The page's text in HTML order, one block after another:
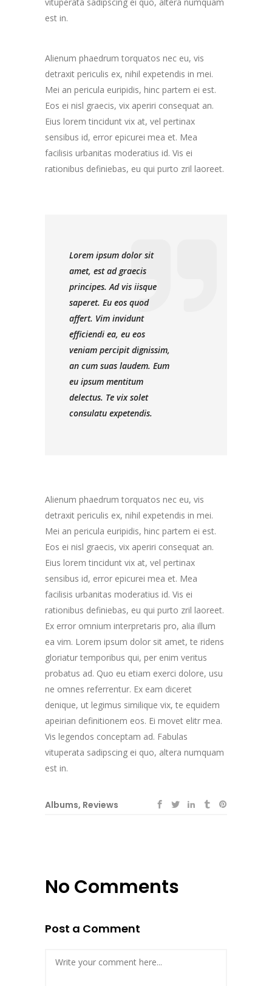
vituperata sadipscing ei quo, altera numquam
est in.
Alienum phaedrum torquatos nec eu, vis
detraxit periculis ex, nihil expetendis in mei.
Mei an pericula euripidis, hinc partem ei est.
Eos ei nisl graecis, vix aperiri consequat an.
Eius lorem tincidunt vix at, vel pertinax
sensibus id, error epicurei mea et. Mea
facilisis urbanitas moderatius id. Vis ei
rationibus definiebas, eu qui purto zril laoreet.
Lorem ipsum dolor sit
amet, est ad graecis
principes. Ad vis iisque
saperet. Eu eos quod
affert. Vim invidunt
efficiendi ea, eu eos
veniam percipit dignissim,
an cum suas laudem. Eum
eu ipsum mentitum
delectus. Te vix solet
consulatu expetendis.
Alienum phaedrum torquatos nec eu, vis
detraxit periculis ex, nihil expetendis in mei.
Mei an pericula euripidis, hinc partem ei est.
Eos ei nisl graecis, vix aperiri consequat an.
Eius lorem tincidunt vix at, vel pertinax
sensibus id, error epicurei mea et. Mea
facilisis urbanitas moderatius id. Vis ei
rationibus definiebas, eu qui purto zril laoreet.
Ex error omnium interpretaris pro, alia illum
ea vim. Lorem ipsum dolor sit amet, te ridens
gloriatur temporibus qui, per enim veritus
probatus ad. Quo eu etiam exerci dolore, usu
ne omnes referrentur. Ex eam diceret
denique, ut legimus similique vix, te equidem
apeirian definitionem eos. Ei movet elitr mea.
Vis legendos conceptam ad. Fabulas
vituperata sadipscing ei quo, altera numquam
est in.
Albums, Reviews
No Comments
Post a Comment